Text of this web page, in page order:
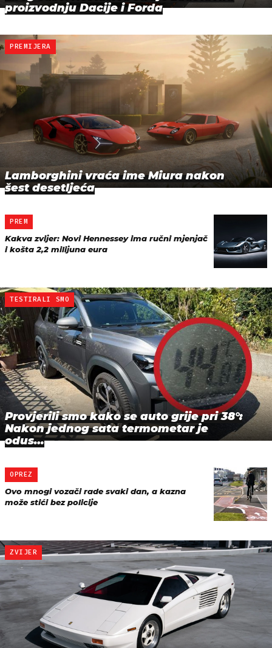
proizvodnju Dacije i Forda
PREMIJERA
Lamborghini vraća ime Miura nakon
šest desetljeća
PREM
Kakva zvijer: Novi Hennessey ima ručni mjenjač
i košta 2,2 milijuna eura
TESTIRALI SMO
Provjerili smo kako se auto grije pri 38°:
Nakon jednog sata termometar je
odus…
OPREZ
Ovo mnogi vozači rade svaki dan, a kazna
može stići bez policije
ZVIJER